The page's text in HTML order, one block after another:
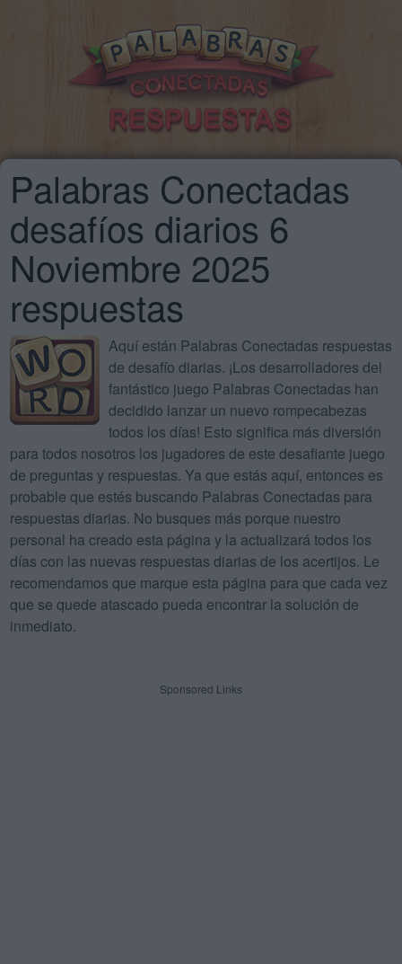
Palabras Conectadas
desafíos diarios 6
Noviembre 2025
respuestas
Aquí están Palabras Conectadas respuestas
de desafío diarias. ¡Los desarrolladores del
fantástico juego Palabras Conectadas han
decidido lanzar un nuevo rompecabezas
todos los días! Esto significa más diversión
para todos nosotros los jugadores de este desafiante juego
de preguntas y respuestas. Ya que estás aquí, entonces es
probable que estés buscando Palabras Conectadas para
respuestas diarias. No busques más porque nuestro
personal ha creado esta página y la actualizará todos los
días con las nuevas respuestas diarias de los acertijos. Le
recomendamos que marque esta página para que cada vez
que se quede atascado pueda encontrar la solución de
inmediato.
Sponsored Links